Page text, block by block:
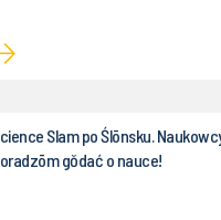
Slam po Ślōnsku.
gŏdać o nauce!